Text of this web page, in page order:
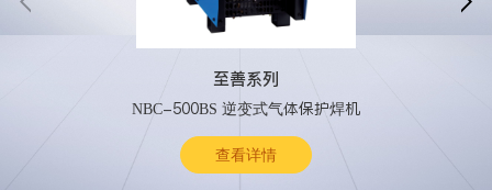
至善系列
NBC-500BS 逆变式气体保护焊机
查看详情